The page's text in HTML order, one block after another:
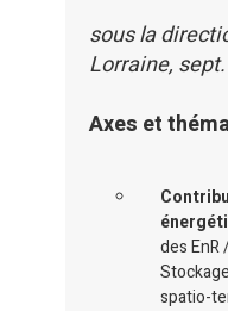
sous la
Lorraine,
Axes et
des EnR
spatio-